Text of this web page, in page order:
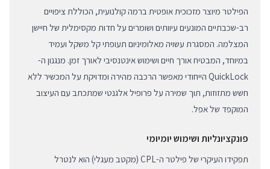
הפילטר מיוצר מזכוכית אופטית ברמה קולנועית, הכוללת ציפויים
רב-שכבתיים המונעים עיוותים ושומרים על חדות מקסימלית של חיישן
המצלמה. המסגרת עשויה מאלומיניום תעופתי קל משקל ועמיד
במיוחד, המבטיח אורך חיים ושימוש אינטנסיבי לאורך זמן. מנגנון ה-
QuickLock הייחודי מאפשר הרכבה מהירה ומדויקת על המכשיר ללא
חשש מתזוזות, תוך שמירה על פרופיל אלגנטי שמתכתב עם העיצוב
המוקפד של אפל.
פונקציונליות ושימוש יומיומי
תפקידו העיקרי של פילטר ה-CPL (מקטב מעגלי) הוא לנטרל